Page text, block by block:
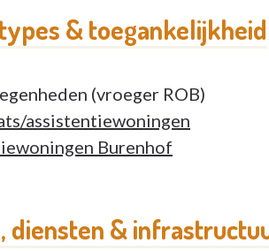
& toegankelijkheid
(vroeger ROB)
assistentiewoningen
Burenhof
diensten &